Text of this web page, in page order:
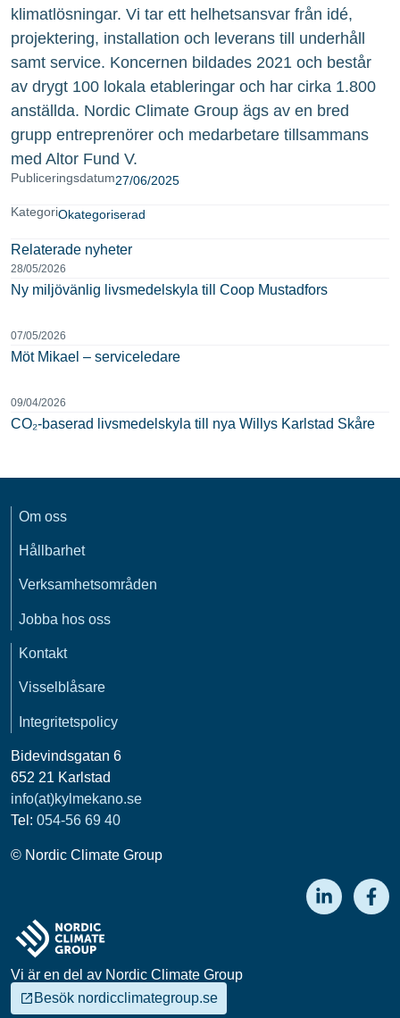
Publiceringsdatum27/06/2025
KategoriOkategoriserad
Relaterade nyheter
28/05/2026
Ny miljövänlig livsmedelskyla till Coop Mustadfors
07/05/2026
Möt Mikael – serviceledare
09/04/2026
CO₂-baserad livsmedelskyla till nya Willys Karlstad Skåre
klimatlösningar. Vi tar ett helhetsansvar från idé,
projektering, installation och leverans till underhåll
samt service. Koncernen bildades 2021 och består
av drygt 100 lokala etableringar och har cirka 1.800
anställda. Nordic Climate Group ägs av en bred
grupp entreprenörer och medarbetare tillsammans
med Altor Fund V.
Om oss
Hållbarhet
Verksamhetsområden
Jobba hos oss
Kontakt
Visselblåsare
Integritetspolicy
Bidevindsgatan 6
652 21 Karlstad
info(at)kylmekano.se
Tel: 054-56 69 40
© Nordic Climate Group
Vi är en del av Nordic Climate Group
Besök nordicclimategroup.se